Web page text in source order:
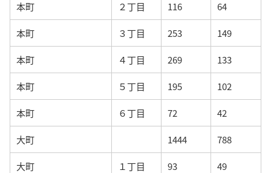
本町 ２丁目 116 64
本町 ３丁目 253 149
本町 ４丁目 269 133
本町 ５丁目 195 102
本町 ６丁目 72 42
大町 1444 788
大町 １丁目 93 49